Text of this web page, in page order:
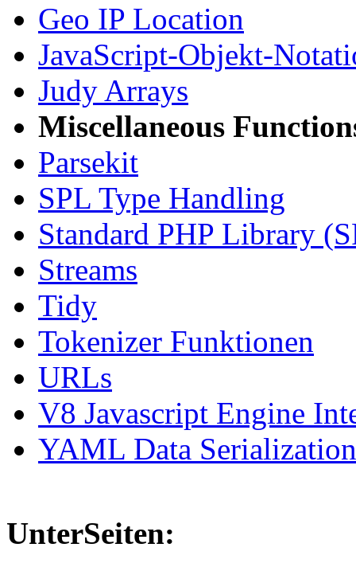
Geo IP Location
JavaScript-Objekt-
Judy Arrays
Miscellaneous
Parsekit
SPL Type Handling
Standard PHP Library
Streams
Tidy
Tokenizer Funktionen
URLs
V8 Javascript Engine
YAML Data Serialization
UnterSeiten: